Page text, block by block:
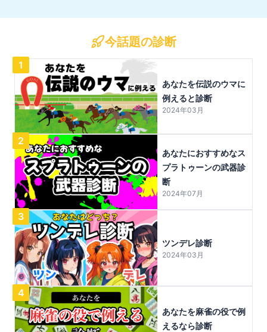
今話題の診断
1
あなたを伝説のウマに
例えると診断
2024年03月
2
あなたにおすすめなス
プラトゥーンの武器診
断
2024年07月
3
ツンデレ診断
2024年03月
4
あなたを麻雀の役で例
えるなら診断